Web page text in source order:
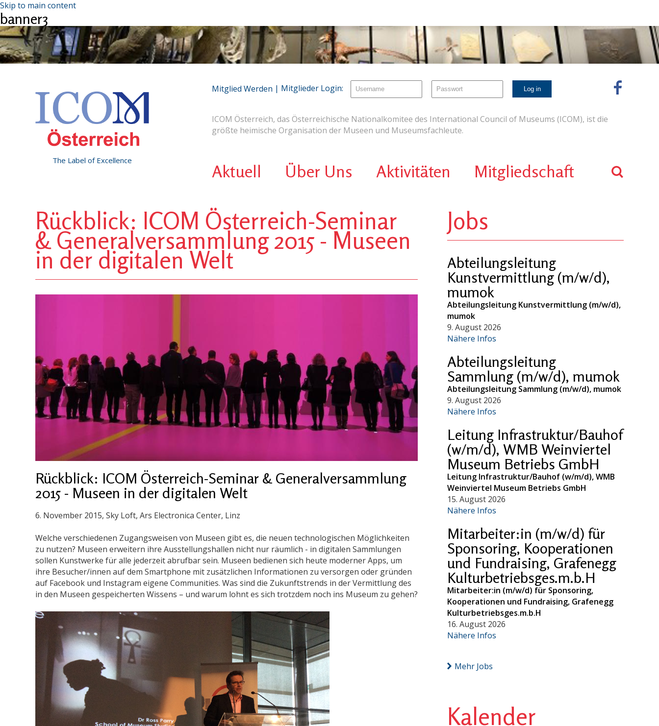
Skip to main content
banner3
The Label of Excellence
ICOM Österreich, das Österreichische Nationalkomitee des International Council of Museums (ICOM), ist die
größte heimische Organisation der Museen und Museumsfachleute.
Aktuell Über Uns Aktivitäten Mitgliedschaft
Mitglied Werden | Mitglieder Login:
Rückblick: ICOM Österreich-Seminar
& Generalversammlung 2015 - Museen
in der digitalen Welt
Rückblick: ICOM Österreich-Seminar & Generalversammlung
2015 - Museen in der digitalen Welt
6. November 2015, Sky Loft, Ars Electronica Center, Linz
Welche verschiedenen Zugangsweisen von Museen gibt es, die neuen technologischen Möglichkeiten
zu nutzen? Museen erweitern ihre Ausstellungshallen nicht nur räumlich - in digitalen Sammlungen
sollen Kunstwerke für alle jederzeit abrufbar sein. Museen bedienen sich heute moderner Apps, um
ihre Besucher/innen auf dem Smartphone mit zusätzlichen Informationen zu versorgen oder gründen
auf Facebook und Instagram eigene Communities. Was sind die Zukunftstrends in der Vermittlung des
in den Museen gespeicherten Wissens – und warum lohnt es sich trotzdem noch ins Museum zu gehen?
Jobs
Abteilungsleitung
Kunstvermittlung (m/w/d),
mumok
Abteilungsleitung Kunstvermittlung (m/w/d),
mumok
9. August 2026
Nähere Infos
Abteilungsleitung
Sammlung (m/w/d), mumok
Abteilungsleitung Sammlung (m/w/d), mumok
9. August 2026
Nähere Infos
Leitung Infrastruktur/Bauhof
(w/m/d), WMB Weinviertel
Museum Betriebs GmbH
Leitung Infrastruktur/Bauhof (w/m/d), WMB
Weinviertel Museum Betriebs GmbH
15. August 2026
Nähere Infos
Mitarbeiter:in (m/w/d) für
Sponsoring, Kooperationen
und Fundraising, Grafenegg
Kulturbetriebsges.m.b.H
Mitarbeiter:in (m/w/d) für Sponsoring,
Kooperationen und Fundraising, Grafenegg
Kulturbetriebsges.m.b.H
16. August 2026
Nähere Infos
Mehr Jobs
Kalender